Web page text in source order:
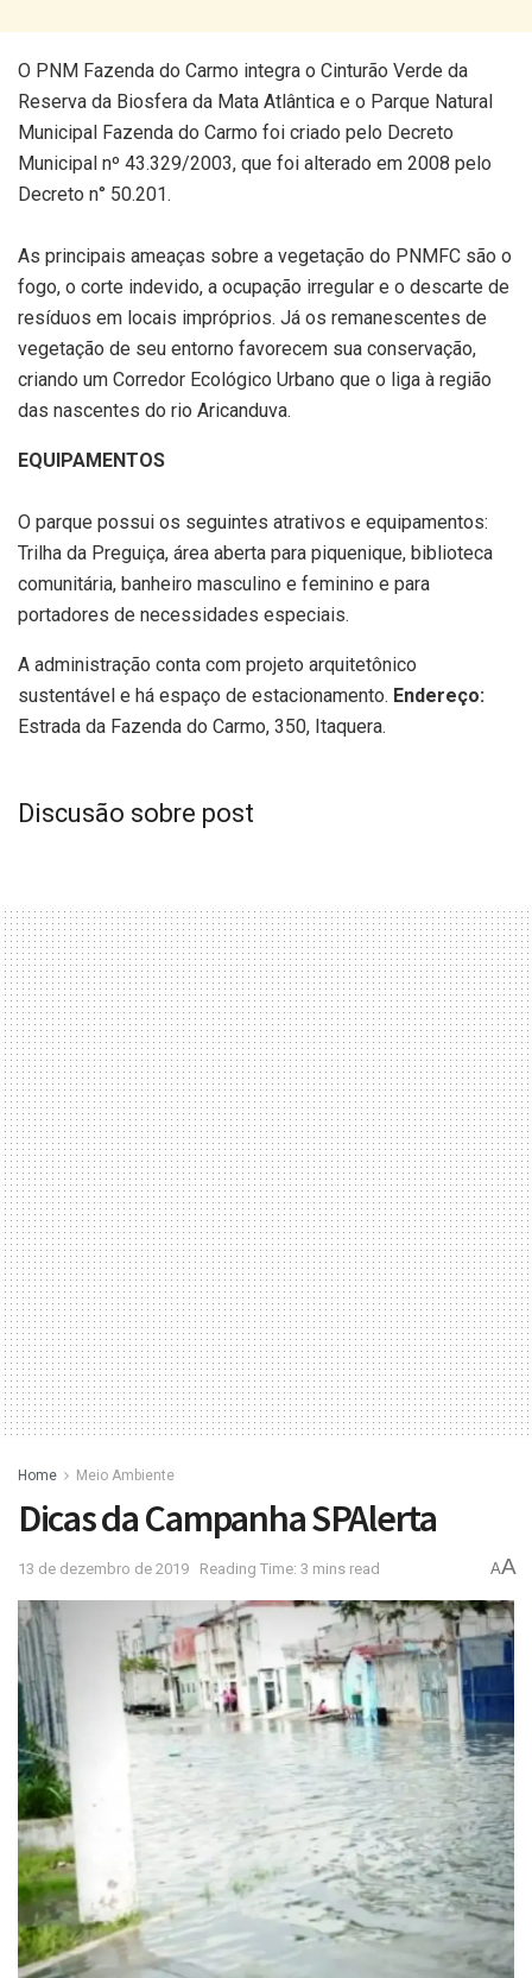
O PNM Fazenda do Carmo integra o Cinturão Verde da
Reserva da Biosfera da Mata Atlântica e o Parque Natural
Municipal Fazenda do Carmo foi criado pelo Decreto
Municipal nº 43.329/2003, que foi alterado em 2008 pelo
Decreto n° 50.201.
As principais ameaças sobre a vegetação do PNMFC são o
fogo, o corte indevido, a ocupação irregular e o descarte de
resíduos em locais impróprios. Já os remanescentes de
vegetação de seu entorno favorecem sua conservação,
criando um Corredor Ecológico Urbano que o liga à região
das nascentes do rio Aricanduva.
EQUIPAMENTOS
O parque possui os seguintes atrativos e equipamentos:
Trilha da Preguiça, área aberta para piquenique, biblioteca
comunitária, banheiro masculino e feminino e para
portadores de necessidades especiais.
A administração conta com projeto arquitetônico
sustentável e há espaço de estacionamento. Endereço:
Estrada da Fazenda do Carmo, 350, Itaquera.
Discusão sobre post
Home Meio Ambiente
Dicas da Campanha SPAlerta
13 de dezembro de 2019 Reading Time: 3 mins read AA